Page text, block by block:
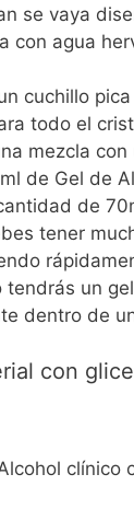
se vaya
con agua
cuchillo
todo el
mezcla
de Gel de
de
tener
un
dentro de
con
clínico